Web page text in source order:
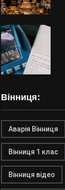
Вінниця:
Аварія Вінниця
Вінниця 1 клас
Вінниця відео